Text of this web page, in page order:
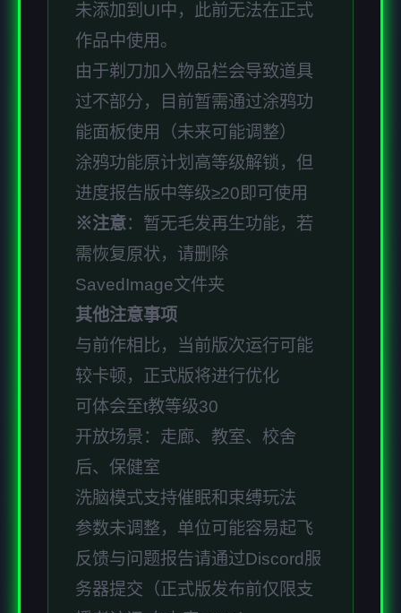
未添加到UI中，此前无法在正式
作品中使用。
由于剃刀加入物品栏会导致道具
过不部分，目前暂需通过涂鸦功
能面板使用（未来可能调整）
涂鸦功能原计划高等级解锁，但
进度报告版中等级≥20即可使用
※注意：暂无毛发再生功能，若
需恢复原状，请删除
SavedImage文件夹
其他注意事项
与前作相比，当前版次运行可能
较卡顿，正式版将进行优化
可体会至t教等级30
开放场景：走廊、教室、校舍
后、保健室
洗脑模式支持催眠和束缚玩法
参数未调整，单位可能容易起飞
反馈与问题报告请通过Discord服
务器提交（正式版发布前仅限支